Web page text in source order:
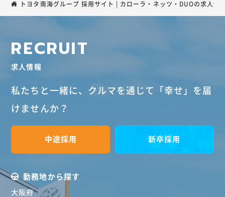
トヨタ南海グループ 採用サイト | カローラ・ネッツ・DUOの求人情
RECRUIT
求人情報
私たちと一緒に、 クルマを通じて「幸せ」を届
けませんか？
中途採用 新卒採用
勤務地から探す
大阪府